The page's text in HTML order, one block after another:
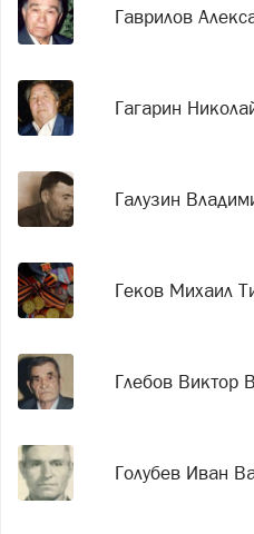
Гаврилов
Гагарин
Галузин
Геков Михаил
Глебов Виктор
Голубев Иван